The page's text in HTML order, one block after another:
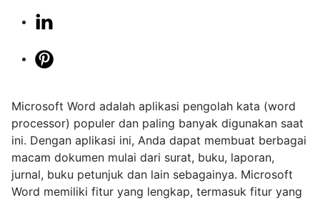
Microsoft Word adalah aplikasi pengolah kata (word
processor) populer dan paling banyak digunakan saat
ini. Dengan aplikasi ini, Anda dapat membuat berbagai
macam dokumen mulai dari surat, buku, laporan,
jurnal, buku petunjuk dan lain sebagainya. Microsoft
Word memiliki fitur yang lengkap, termasuk fitur yang